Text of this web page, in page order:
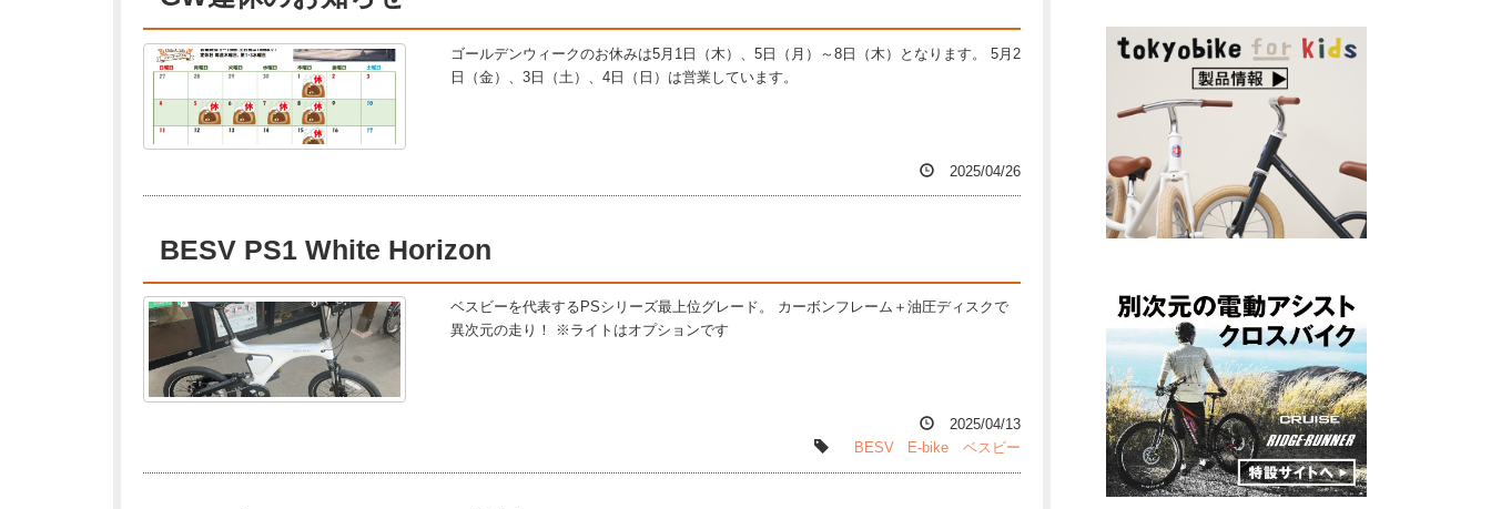
ゴールデンウィークのお休みは5月1日（木）、5日（月）～8日（木）となります。 5月2
日（金）、3日（土）、4日（日）は営業しています。
2025/04/26
BESV PS1 White Horizon
ベスビーを代表するPSシリーズ最上位グレード。 カーボンフレーム＋油圧ディスクで
異次元の走り！ ※ライトはオプションです
2025/04/13
BESV
E-bike ベスビー